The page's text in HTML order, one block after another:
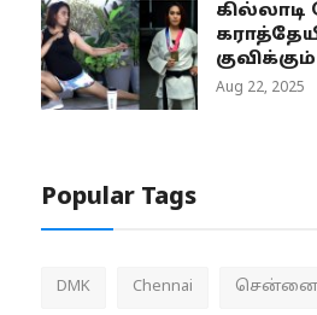
கில்லாடி
குவிக்கும்
Aug 22, 2025
Popular Tags
DMK Chennai சென்னை